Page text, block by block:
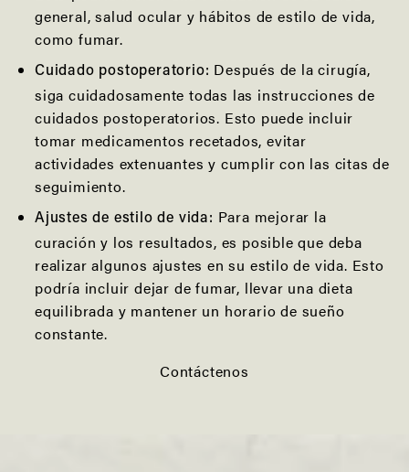
general, salud ocular y hábitos de estilo de vida,
como fumar.
Cuidado postoperatorio: Después de la cirugía,
siga cuidadosamente todas las instrucciones de
cuidados postoperatorios. Esto puede incluir
tomar medicamentos recetados, evitar
actividades extenuantes y cumplir con las citas de
seguimiento.
Ajustes de estilo de vida: Para mejorar la
curación y los resultados, es posible que deba
realizar algunos ajustes en su estilo de vida. Esto
podría incluir dejar de fumar, llevar una dieta
equilibrada y mantener un horario de sueño
constante.
Contáctenos